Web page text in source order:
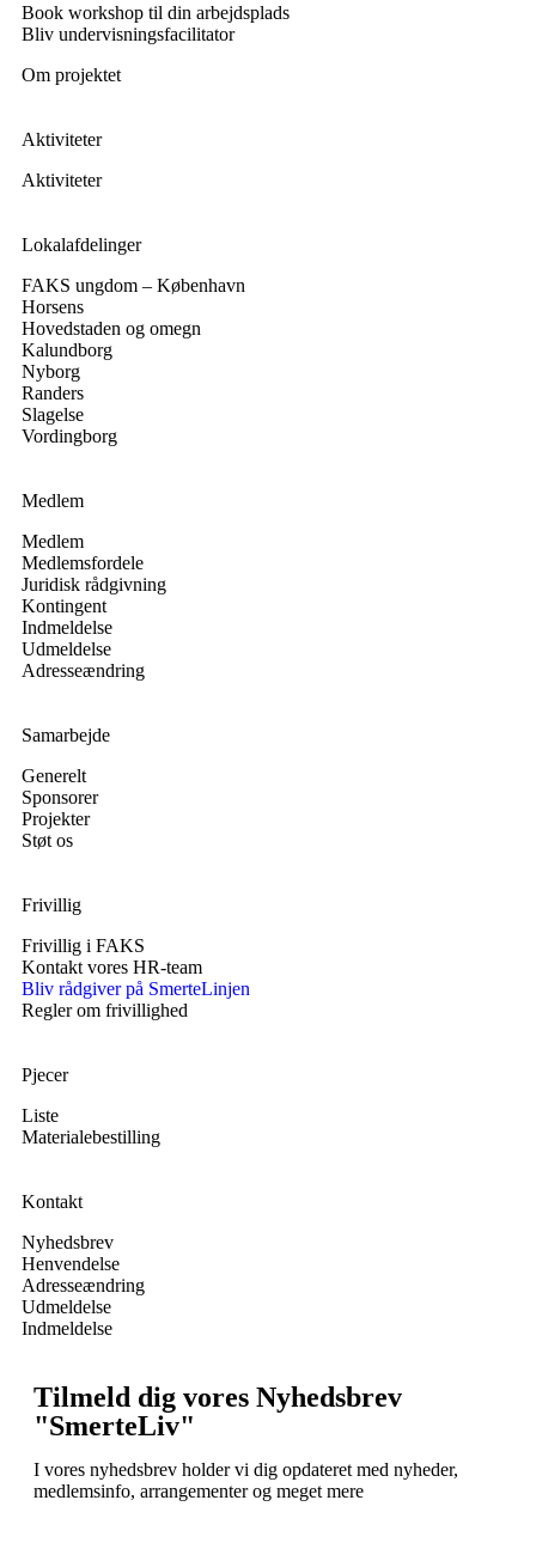
Book workshop til din arbejdsplads
Bliv undervisningsfacilitator
Om projektet
Aktiviteter
Aktiviteter
Lokalafdelinger
FAKS ungdom – København
Horsens
Hovedstaden og omegn
Kalundborg
Nyborg
Randers
Slagelse
Vordingborg
Medlem
Medlem
Medlemsfordele
Juridisk rådgivning
Kontingent
Indmeldelse
Udmeldelse
Adresseændring
Samarbejde
Generelt
Sponsorer
Projekter
Støt os
Frivillig
Frivillig i FAKS
Kontakt vores HR-team
Bliv rådgiver på SmerteLinjen
Regler om frivillighed
Pjecer
Liste
Materialebestilling
Kontakt
Nyhedsbrev
Henvendelse
Adresseændring
Udmeldelse
Indmeldelse
Tilmeld dig vores Nyhedsbrev
"SmerteLiv"
I vores nyhedsbrev holder vi dig opdateret med nyheder,
medlemsinfo, arrangementer og meget mere